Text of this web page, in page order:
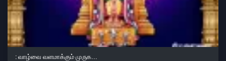
: வாழ்வை வளமாக்கும் முருக...